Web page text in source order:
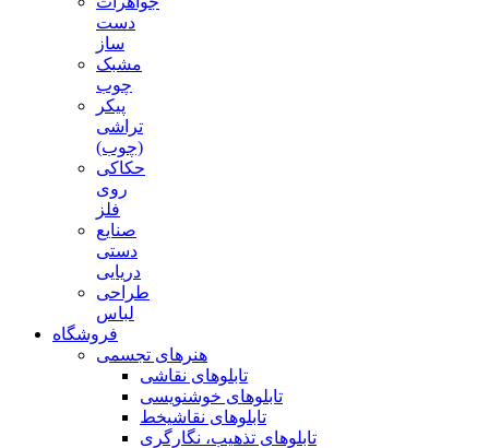
دست
ساز
مشبک
چوب
پیکر
تراشی
(چوب)
حکاکی
روی
فلز
صنایع
دستی
دریایی
طراحی
لباس
فروشگاه
هنرهای تجسمی
تابلوهای نقاشی
تابلوهای خوشنویسی
تابلوهای نقاشیخط
تابلوهای تذهیب، نگارگری